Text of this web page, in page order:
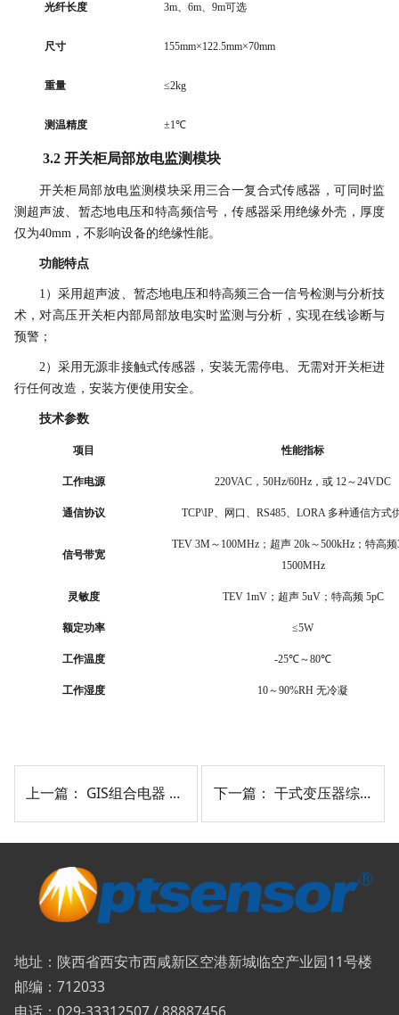
光纤长度 3m、6m、9m可选
尺寸 155mm×122.5mm×70mm
重量 ≤2kg
测温精度 ±1℃
3.2 开关柜局部放电监测模块
开关柜局部放电监测模块采用三合一复合式传感器，可同时监
测超声波、暂态地电压和特高频信号，传感器采用绝缘外壳，厚度
仅为40mm，不影响设备的绝缘性能。
功能特点
1）采用超声波、暂态地电压和特高频三合一信号检测与分析技
术，对高压开关柜内部局部放电实时监测与分析， 实现在线诊断与
预警；
2） 采用无源非接触式传感器，安装无需停电、无需对开关柜进
行任何改造，安装方便使用安全。
技术参数
项目 性能指标
工作电源 220VAC ，50Hz/60Hz ，或 12～24VDC
通信协议 TCP\IP、网口、RS485、LORA 多种通信方式
信号带宽
TEV 3M～ 100MHz； 超声 20k～500kHz；特高频
1500MHz
灵敏度 TEV 1mV；超声 5uV；特高频 5pC
额定功率 ≤5W
工作温度 -25℃～80℃
工作湿度 10～90%RH无冷凝
上一篇： GIS组合电器 综合在线监测系统及其应用分析解决方案 下一篇： 干式变压器综合在线监测系统及其应用分析解决方案
地址：陕西省西安市西咸新区空港新城临空产业园11号楼
邮编：712033
电话：029-33312507 / 88887456